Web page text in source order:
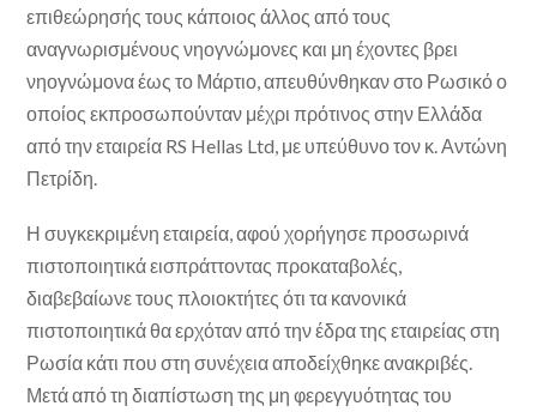
επιθεώρησής τους κάποιος άλλος από τους
αναγνωρισμένους νηογνώμονες και μη έχοντες βρει
νηογνώμονα έως το Μάρτιο, απευθύνθηκαν στο Ρωσικό ο
οποίος εκπροσωπούνταν μέχρι πρότινος στην Ελλάδα
από την εταιρεία RS Hellas Ltd, με υπεύθυνο τον κ. Αντώνη
Πετρίδη.
Η συγκεκριμένη εταιρεία, αφού χορήγησε προσωρινά
πιστοποιητικά εισπράττοντας προκαταβολές,
διαβεβαίωνε τους πλοιοκτήτες ότι τα κανονικά
πιστοποιητικά θα ερχόταν από την έδρα της εταιρείας στη
Ρωσία κάτι που στη συνέχεια αποδείχθηκε ανακριβές.
Μετά από τη διαπίστωση της μη φερεγγυότητας του